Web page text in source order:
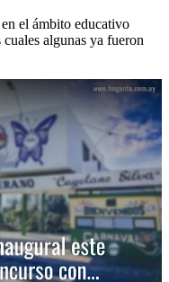
el ámbito educativo
algunas ya fueron
Carolino: Desfile